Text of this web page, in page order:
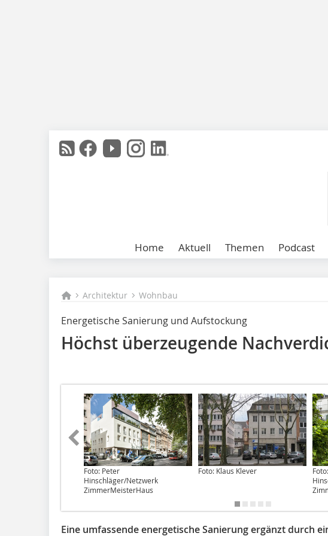
Home Aktuell Themen Podcast
Architektur Wohnbau
Energetische Sanierung und Aufstockung
Höchst überzeugende
Foto: Peter
Hinschläger/Netzwerk
ZimmerMeisterHaus
Foto: Klaus Klever
Eine umfassende energetische Sanierung ergänzt durch